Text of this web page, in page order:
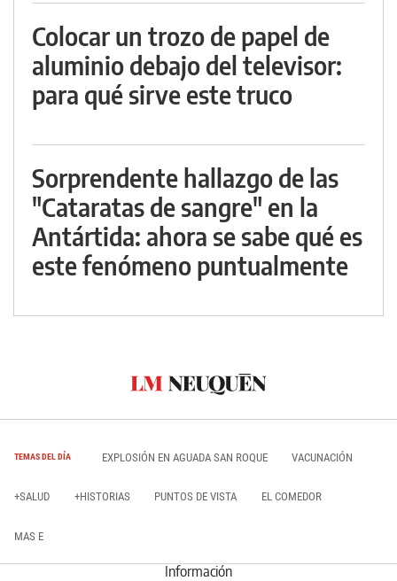
Colocar un trozo de papel de
aluminio debajo del televisor:
para qué sirve este truco
Sorprendente hallazgo de las
"Cataratas de sangre" en la
Antártida: ahora se sabe qué es
este fenómeno puntualmente
TEMAS DEL DÍA EXPLOSIÓN EN AGUADA SAN ROQUE VACUNACIÓN
+SALUD +HISTORIAS PUNTOS DE VISTA EL COMEDOR
MAS E
Información